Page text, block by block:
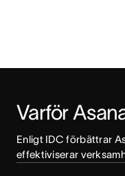
Varför
Enligt IDC förbättrar
effektiviserar